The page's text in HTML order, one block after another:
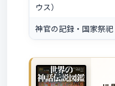
ウス）
神官の記録・国家祭祀